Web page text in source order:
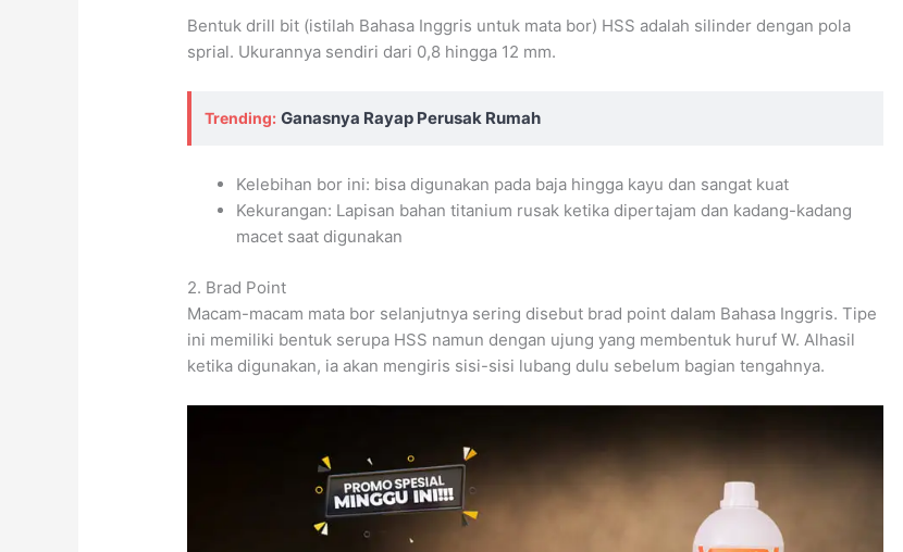
Bentuk drill bit (istilah Bahasa Inggris untuk mata bor) HSS adalah silinder dengan pola
sprial. Ukurannya sendiri dari 0,8 hingga 12 mm.
Trending: Ganasnya Rayap Perusak Rumah
Kelebihan bor ini: bisa digunakan pada baja hingga kayu dan sangat kuat
Kekurangan: Lapisan bahan titanium rusak ketika dipertajam dan kadang-kadang
macet saat digunakan
2. Brad Point
Macam-macam mata bor selanjutnya sering disebut brad point dalam Bahasa Inggris. Tipe
ini memiliki bentuk serupa HSS namun dengan ujung yang membentuk huruf W. Alhasil
ketika digunakan, ia akan mengiris sisi-sisi lubang dulu sebelum bagian tengahnya.